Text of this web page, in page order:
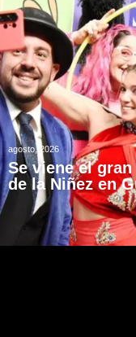
agosto, 2026
Se viene el
de la Niñez en